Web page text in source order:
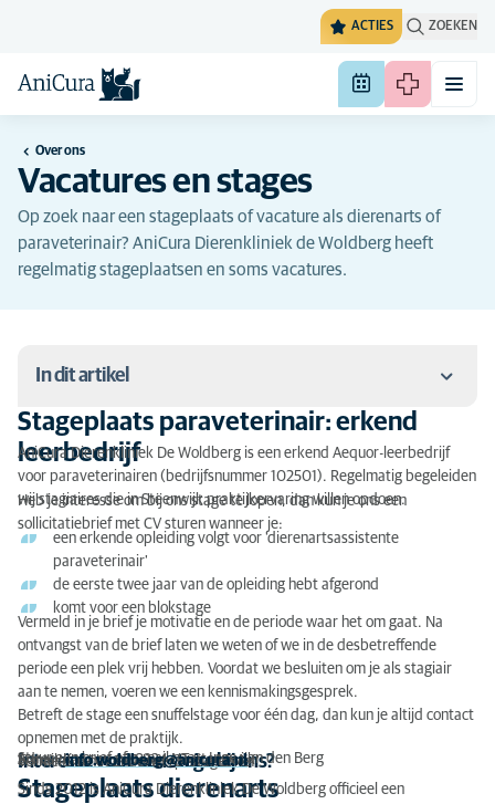
ACTIES ZOEKEN
Over ons
Vacatures en stages
Op zoek naar een stageplaats of vacature als dierenarts of
paraveterinair? AniCura Dierenkliniek de Woldberg heeft
regelmatig stageplaatsen en soms vacatures.
In dit artikel
Stageplaats paraveterinair: erkend leerbedrijf
Stageplaats dierenarts
Vacatures AniCura Dierenkliniek De Woldberg
Stageplaats paraveterinair: erkend
leerbedrijf
AniCura Dierenkliniek De Woldberg is een erkend Aequor-leerbedrijf
voor paraveterinairen (bedrijfsnummer 102501). Regelmatig begeleiden
wij stagiaires die in Steenwijk praktijkervaring willen opdoen.
Heb je interesse om bij ons stage te lopen, dan kun je ons een
sollicitatiebrief met CV sturen wanneer je:
een erkende opleiding volgt voor 'dierenartsassistente
paraveterinair'
de eerste twee jaar van de opleiding hebt afgerond
komt voor een blokstage
Vermeld in je brief je motivatie en de periode waar het om gaat. Na
ontvangst van de brief laten we weten of we in de desbetreffende
periode een plek vrij hebben. Voordat we besluiten om je als stagiair
aan te nemen, voeren we een kennismakingsgesprek.
Betreft de stage een snuffelstage voor één dag, dan kun je altijd contact
opnemen met de praktijk.
Interesse voor een stage bij ons?
Stuur een brief of e-mail naar: Inge van den Berg
Adres: Kaasweg 2 8334 NT Steenwijk
E-mail:info.woldberg@anicura.nl
Vermeld in het onderwerp 'stagebrief'.
Stageplaats dierenarts
Sinds 2012 is AniCura Dierenkliniek De Woldberg officieel een